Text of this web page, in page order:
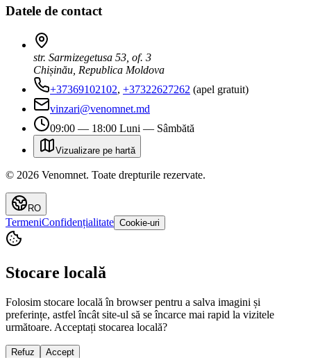
Datele de contact
str. Sarmizegetusa 53, of. 3
Chișinău, Republica Moldova
+37369102102, +37322627262 (apel gratuit)
vinzari@venomnet.md
09:00 — 18:00 Luni — Sâmbătă
Vizualizare pe hartă
© 2026 Venomnet. Toate drepturile rezervate.
RO
TermeniConfidențialitate Cookie-uri
Stocare locală
Folosim stocare locală în browser pentru a salva imagini și
preferințe, astfel încât site-ul să se încarce mai rapid la vizitele
următoare. Acceptați stocarea locală?
Refuz Accept